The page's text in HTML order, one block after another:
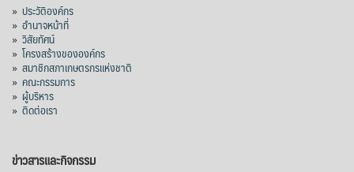
» ประวัติองค์กร
» อำนาจหน้าที่
» วิสัยทัศน์
» โครงสร้างขององค์กร
» สมาชิกสภาเกษตรกรแห่งชาติ
» คณะกรรมการ
» ผู้บริหาร
» ติดต่อเรา
ข่าวสารและกิจกรรม